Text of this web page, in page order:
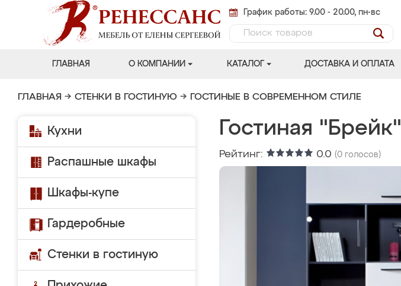
График работы: 9.00 - 20.00, пн-вс
ГЛАВНАЯ О КОМПАНИИ КАТАЛОГ ДОСТАВКА И ОПЛАТА
ГЛАВНАЯ → СТЕНКИ В ГОСТИНУЮ → ГОСТИНЫЕ В СОВРЕМЕННОМ СТИЛЕ
Кухни
Распашные шкафы
Шкафы-купе
Гардеробные
Стенки в гостиную
Гостиная "Брейк"
Рейтинг: 0.0 (0 голосов)